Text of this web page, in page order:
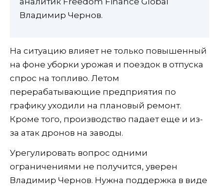
Владимир Чернов.
На ситуацию влияет не только повышенный
на фоне уборки урожая и поездок в отпуска
спрос на топливо. Летом
перерабатывающие предприятия по
графику уходили на плановый ремонт.
Кроме того, производство падает еще и из-
за атак дронов на заводы.
Урегулировать вопрос одними
ограничениями не получится, уверен
Владимир Чернов. Нужна поддержка в виде